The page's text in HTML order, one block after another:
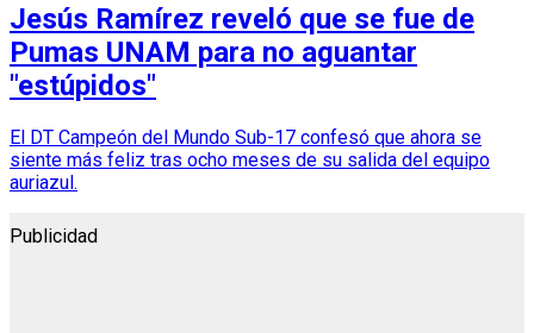
Jesús Ramírez reveló que se fue de
Pumas UNAM para no aguantar
"estúpidos"
El DT Campeón del Mundo Sub-17 confesó que ahora se
siente más feliz tras ocho meses de su salida del equipo
auriazul.
Publicidad